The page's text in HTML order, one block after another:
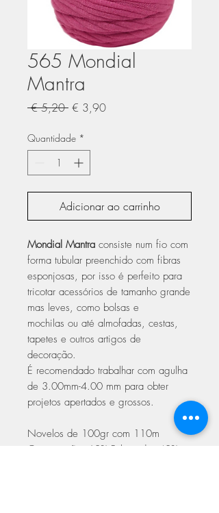
565 Mondial
Mantra
€ 5,20 Preço
€ 3,90Preço
Quantidade *
Adicionar ao carrinho
Mondial Mantra consiste num fio com
forma tubular preenchido com fibras
esponjosas, por isso é perfeito para
tricotar acessórios de tamanho grande
mas leves, como bolsas e
mochilas ou até almofadas, cestas,
tapetes e outros artigos de
decoração.
É recomendado trabalhar com agulha
de 3.00mm-4.00 mm para obter
projetos apertados e grossos.
Novelos de 100gr com 110m
Composição: 60% Poliamida, 40%